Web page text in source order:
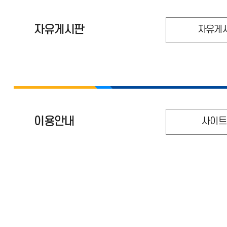
자유게시판 자유게
이용안내 사이